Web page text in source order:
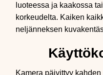
luoteessa ja kaakossa
korkeudelta. Kaiken
neljänneksen
Kamera päivittyy